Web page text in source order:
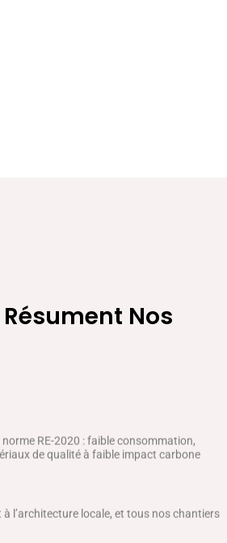
Nos
RE-2020 : faible consommation,
de qualité à faible impact carbone
l’architecture locale, et tous nos chantiers